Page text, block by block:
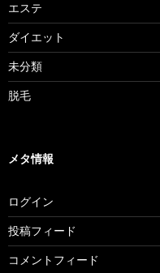
エステ
ダイエット
未分類
脱毛
メタ情報
ログイン
投稿フィード
コメントフィード